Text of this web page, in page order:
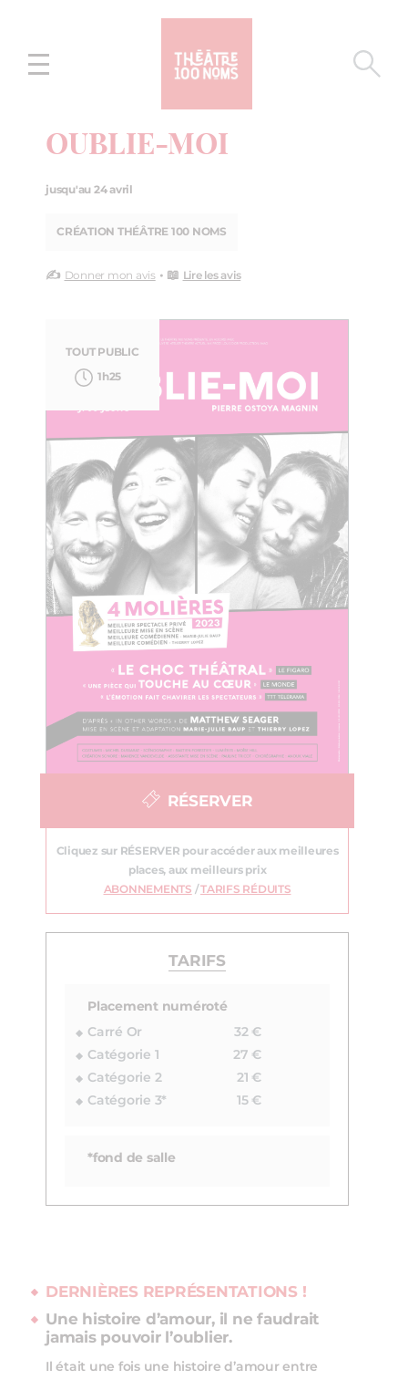
menu
OUBLIE-MOI
jusqu'au 24 avril
CRÉATION THÉÂTRE 100 NOMS
✍️ Donner mon avis• 📖 Lire les avis
TOUT PUBLIC
1h25
RÉSERVER
Cliquez sur RÉSERVER pour accéder aux meilleures
places, aux meilleurs prix
ABONNEMENTS /TARIFS RÉDUITS
TARIFS
Placement numéroté
Carré Or
32 €
Catégorie 1
27 €
Catégorie 2
21 €
Catégorie 3*
15 €
*fond de salle
DERNIÈRES REPRÉSENTATIONS !
Une histoire d’amour, il ne faudrait
jamais pouvoir l’oublier.
Il était une fois une histoire d’amour entre